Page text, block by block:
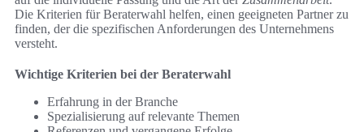
Die Kriterien für Beraterwahl helfen, einen geeigneten Partner zu
finden, der die spezifischen Anforderungen des Unternehmens
versteht.
Wichtige Kriterien bei der Beraterwahl
Erfahrung in der Branche
Spezialisierung auf relevante Themen